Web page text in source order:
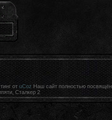
от uCoz Наш сайт полностью
Сталкер 2